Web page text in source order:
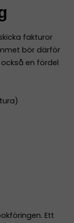
fakturor
bör därför
en fördel
Ett